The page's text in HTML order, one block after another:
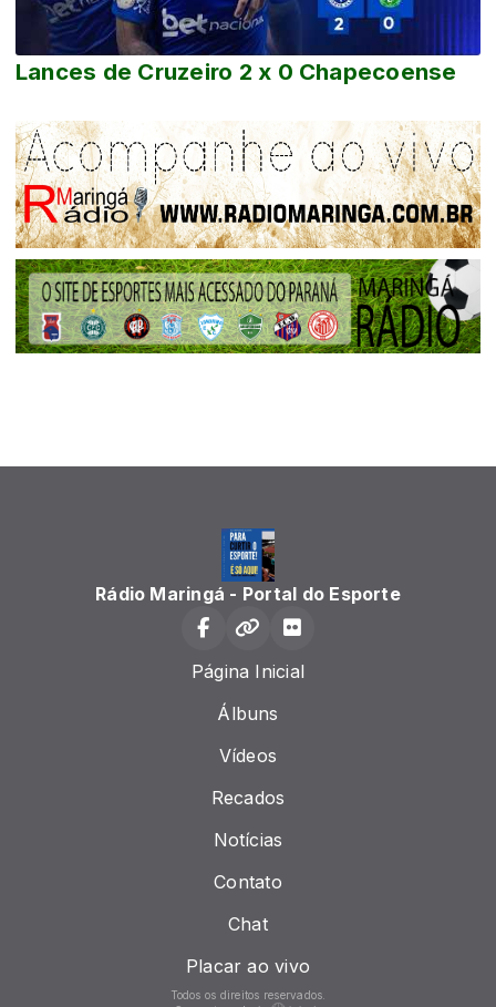
Lances de Cruzeiro 2 x 0 Chapecoense
Rádio Maringá - Portal do Esporte
Página Inicial
Álbuns
Vídeos
Recados
Notícias
Contato
Chat
Placar ao vivo
Todos os direitos reservados.